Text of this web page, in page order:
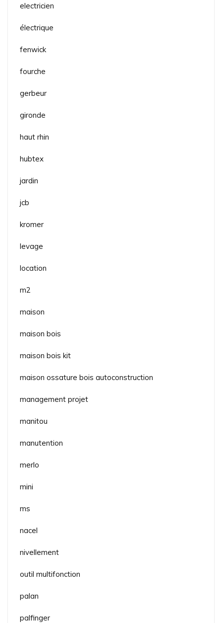
electricien
électrique
fenwick
fourche
gerbeur
gironde
haut rhin
hubtex
jardin
jcb
kromer
levage
location
m2
maison
maison bois
maison bois kit
maison ossature bois autoconstruction
management projet
manitou
manutention
merlo
mini
ms
nacel
nivellement
outil multifonction
palan
palfinger